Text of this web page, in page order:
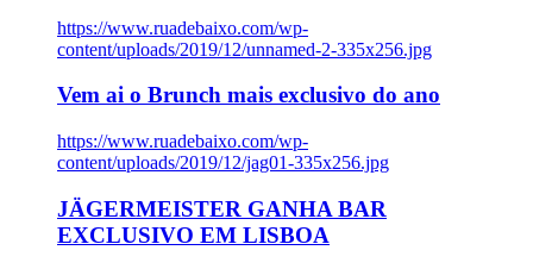
https://www.ruadebaixo.com/wp-
content/uploads/2019/12/unnamed-2-335x256.jpg
Vem ai o Brunch mais exclusivo do ano
https://www.ruadebaixo.com/wp-
content/uploads/2019/12/jag01-335x256.jpg
JÄGERMEISTER GANHA BAR
EXCLUSIVO EM LISBOA